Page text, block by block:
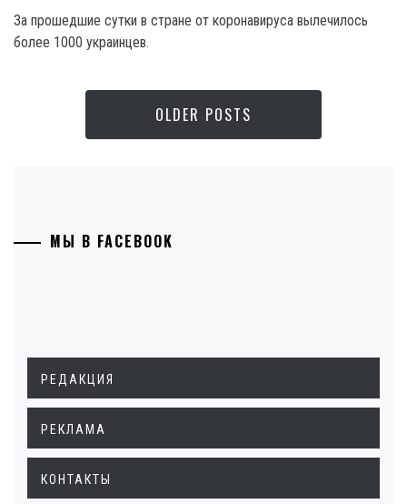
За прошедшие сутки в стране от коронавируса вылечилось
более 1000 украинцев.
OLDER POSTS
МЫ В FACEBOOK
РЕДАКЦИЯ
РЕКЛАМА
КОНТАКТЫ